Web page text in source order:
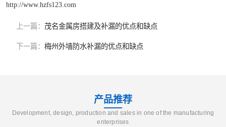
http://www.hzfs123.com
上一篇： 茂名金属房搭建及补漏的优点和缺点
下一篇： 梅州外墙防水补漏的优点和缺点
产品推荐
Development, design, production and sales in one of the manufacturing
enterprises